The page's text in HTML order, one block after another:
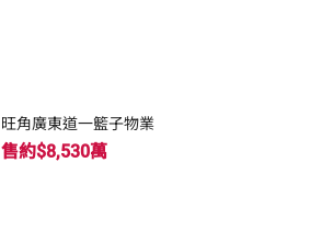
旺角廣東道一籃子物業
售約$8,530萬